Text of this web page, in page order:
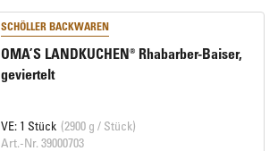
SCHÖLLER BACKWAREN
OMA’S LANDKUCHEN® Rhabarber-Baiser,
geviertelt
VE: 1 Stück (2900 g / Stück)
Art.-Nr. 39000703